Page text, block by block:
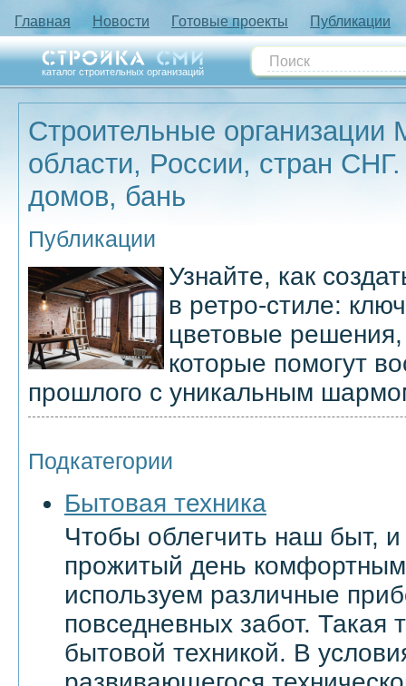
Главная Новости Готовые проекты Публикации
каталог строительных организаций
Строительные организации
области, России, стран
домов, бань
Публикации
Узнайте, как
в ретро-стиле:
цветовые
которые помогут
прошлого с уникальным
Подкатегории
Бытовая техника
Чтобы облегчить наш быт,
прожитый день
используем различные
повседневных забот. Такая
бытовой техникой. В